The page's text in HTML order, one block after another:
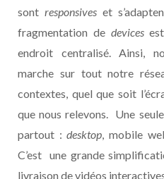
sontresponsives et
fragmentation de devicesest
endroit centralisé. Ainsi,
marche sur tout notre
contextes, quel que soit
que nous relevons. Une
partout :desktop, mobile
C’est une grande
livraison de vidéos